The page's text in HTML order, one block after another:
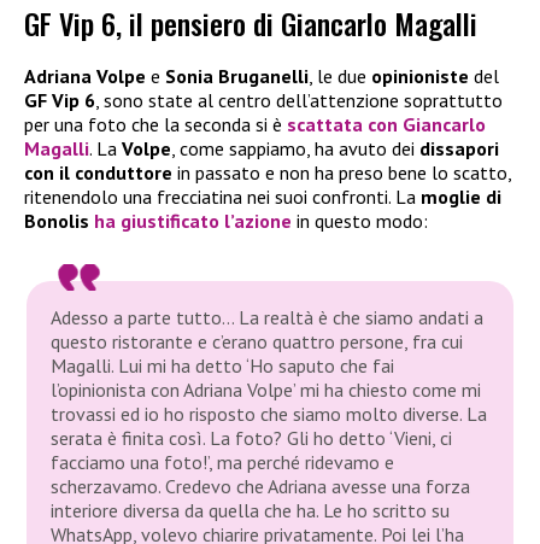
GF Vip 6, il pensiero di Giancarlo Magalli
Adriana Volpe e Sonia Bruganelli, le due opinioniste del
GF Vip 6, sono state al centro dell’attenzione soprattutto
per una foto che la seconda si è scattata con Giancarlo
Magalli. La Volpe, come sappiamo, ha avuto dei dissapori
con il conduttore in passato e non ha preso bene lo scatto,
ritenendolo una frecciatina nei suoi confronti. La moglie di
Bonolis ha giustificato l’azione in questo modo:
Adesso a parte tutto… La realtà è che siamo andati a
questo ristorante e c’erano quattro persone, fra cui
Magalli. Lui mi ha detto ‘Ho saputo che fai
l’opinionista con Adriana Volpe’ mi ha chiesto come mi
trovassi ed io ho risposto che siamo molto diverse. La
serata è finita così. La foto? Gli ho detto ‘Vieni, ci
facciamo una foto!’, ma perché ridevamo e
scherzavamo. Credevo che Adriana avesse una forza
interiore diversa da quella che ha. Le ho scritto su
WhatsApp, volevo chiarire privatamente. Poi lei l’ha